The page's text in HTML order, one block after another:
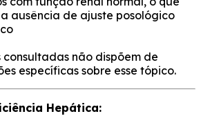
ausência de ajuste posológico
consultadas não dispõem de
específicas sobre esse tópico.
Hepática: